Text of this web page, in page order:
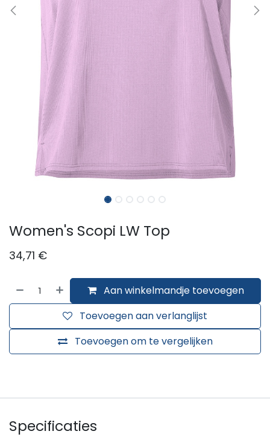
Women's Scopi LW Top
34,71 €
Aan winkelmandje toevoegen
Toevoegen om te vergelijken
Toevoegen aan verlanglijst
Specificaties